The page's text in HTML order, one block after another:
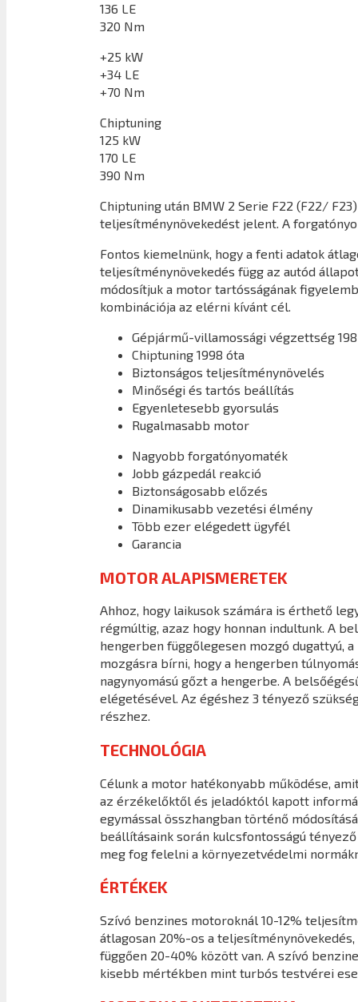
136 LE
320 Nm
+25 kW
+34 LE
+70 Nm
Chiptuning
125 kW
170 LE
390 Nm
Chiptuning után BMW 2 Serie F22 (F22/ F23)
teljesítménynövekedést jelent. A
Fontos kiemelnünk, hogy a fenti adatok
teljesítménynövekedés függ az autód
módosítjuk a motor tartósságának
kombinációja az elérni kívánt cél.
Gépjármű-villamossági végzettség
Chiptuning 1998 óta
Biztonságos teljesítménynövelés
Minőségi és tartós beállítás
Egyenletesebb gyorsulás
Rugalmasabb motor
Nagyobb forgatónyomaték
Jobb gázpedál reakció
Biztonságosabb előzés
Dinamikusabb vezetési élmény
Több ezer elégedett ügyfél
Garancia
MOTOR ALAPISMERETEK
Ahhoz, hogy laikusok számára is érthető
régmúltig, azaz hogy honnan indultunk. A
hengerben függőlegesen mozgó dugattyú,
mozgásra bírni, hogy a hengerben
nagynyomású gőzt a hengerbe. A
elégetésével. Az égéshez 3 tényező
részhez.
TECHNOLÓGIA
Célunk a motor hatékonyabb működése,
az érzékelőktől és jeladóktól kapott
egymással összhangban történő
beállításaink során kulcsfontosságú
meg fog felelni a környezetvédelmi
ÉRTÉKEK
Szívó benzines motoroknál 10-12%
átlagosan 20%-os a
függően 20-40% között van. A szívó
kisebb mértékben mint turbós testvérei